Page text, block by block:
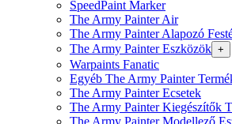
SpeedPaint Marker
The Army Painter Air
The Army Painter Alapozó
The Army Painter Eszközök +
Warpaints Fanatic
Egyéb The Army Painter
The Army Painter Ecsetek
The Army Painter Kiegészítők
The Army Painter Modellező